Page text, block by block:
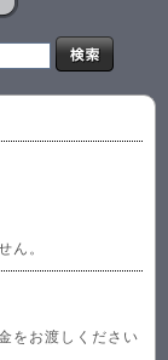
ん。
をお渡しください